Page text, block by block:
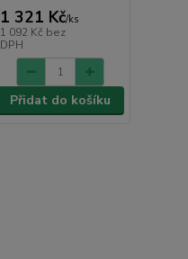
1 321 Kč/ks
1 092 Kč bez
DPH
Přidat do košíku